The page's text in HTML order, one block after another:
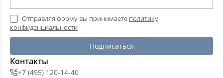
Отправляя форму вы принимаете политику
конфиденциальности
Подписаться
Контакты
+7 (495) 120-14-40